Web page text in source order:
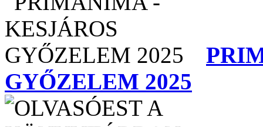
GYŐZELEM 2025